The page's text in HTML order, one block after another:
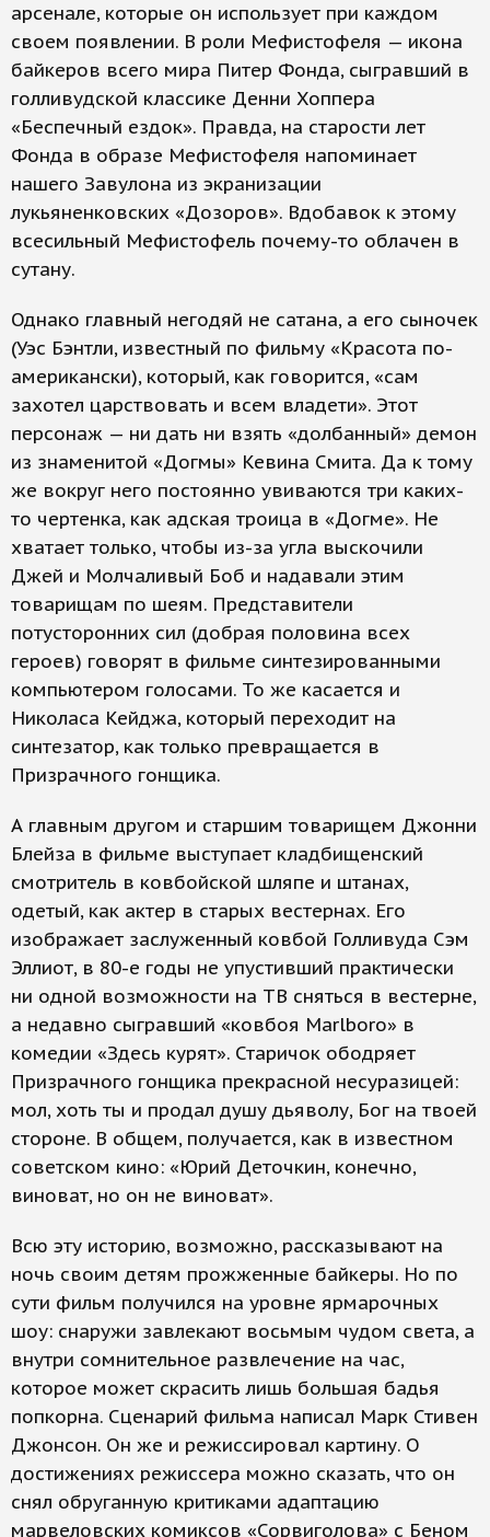
арсенале, которые он использует при каждом
своем появлении. В роли Мефистофеля — икона
байкеров всего мира Питер Фонда, сыгравший в
голливуд­ской классике Денни Хоппера
«Беспечный ездок». Правда, на старости лет
Фонда в образе Мефистофеля напоминает
нашего Завулона из экранизации
лукьяненковских «Дозоров». Вдобавок к этому
всесильный Мефистофель почему-то облачен в
сутану.
Однако главный негодяй не сатана, а его сыночек
(Уэс Бэнтли, известный по фильму «Красота по-
американски), который, как говорится, «сам
захотел царствовать и всем владети». Этот
персонаж — ни дать ни взять «долбанный» демон
из знаменитой «Догмы» Кевина Смита. Да к тому
же вокруг него постоянно увиваются три каких-
то чертенка, как адская троица в «Догме». Не
хватает только, чтобы из-за угла выскочили
Джей и Молчаливый Боб и надавали этим
товарищам по шеям. Представители
потусторонних сил (добрая половина всех
героев) говорят в фильме синтезированными
компьютером голосами. То же касается и
Николаса Кейджа, который переходит на
синтезатор, как только превращается в
Призрачного гонщика.
А главным другом и старшим товарищем Джонни
Блейза в фильме выступает кладбищенский
смотритель в ковбойской шляпе и штанах,
одетый, как актер в старых вестернах. Его
изображает заслуженный ковбой Голливуда Сэм
Эллиот, в 80-е годы не упустивший практически
ни одной возможности на ТВ сняться в вестерне,
а недавно сыгравший «ковбоя Marlboro» в
комедии «Здесь курят». Старичок ободряет
Призрачного гонщика прекрасной несуразицей:
мол, хоть ты и продал душу дьяволу, Бог на твоей
стороне. В общем, получается, как в известном
советском кино: «Юрий Деточкин, конечно,
виноват, но он не виноват».
Всю эту историю, возможно, рассказывают на
ночь своим детям прожженные байкеры. Но по
сути фильм получился на уровне ярмарочных
шоу: снаружи завлекают восьмым чудом света, а
внутри сомнительное развлечение на час,
которое может скрасить лишь большая бадья
попкорна. Сценарий фильма написал Марк Стивен
Джонсон. Он же и режиссировал картину. О
достижениях режиссера можно сказать, что он
снял обруганную критиками адаптацию
марвеловских комиксов «Сорвиголова» с Беном